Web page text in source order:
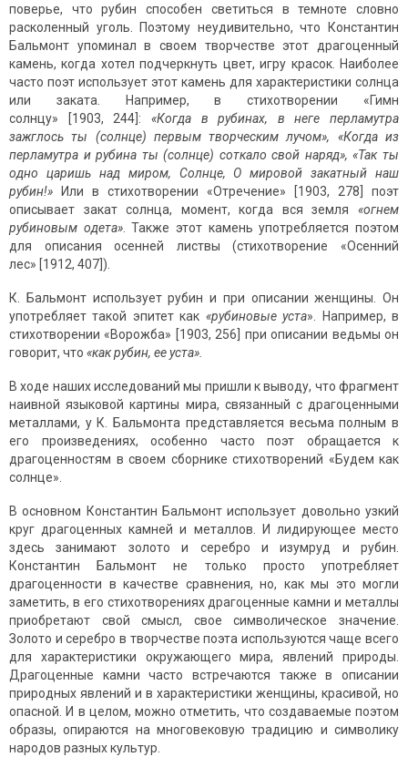
поверье, что рубин способен светиться в темноте словно
расколенный уголь. Поэтому неудивительно, что Константин
Бальмонт упоминал в своем творчестве этот драгоценный
камень, когда хотел подчеркнуть цвет, игру красок. Наиболее
часто поэт использует этот камень для характеристики солнца
или заката. Например, в стихотворении «Гимн
солнцу» [1903, 244]: «Когда в рубинах, в неге перламутра
зажглось ты (солнце) первым творческим лучом», «Когда из
перламутра и рубина ты (солнце) соткало свой наряд», «Так ты
одно царишь над миром, Солнце, О мировой закатный наш
рубин!» Или в стихотворении «Отречение» [1903, 278] поэт
описывает закат солнца, момент, когда вся земля «огнем
рубиновым одета». Также этот камень употребляется поэтом
для описания осенней листвы (стихотворение «Осенний
лес» [1912, 407]).
К. Бальмонт использует рубин и при описании женщины. Он
употребляет такой эпитет как «рубиновые уста». Например, в
стихотворении «Ворожба» [1903, 256] при описании ведьмы он
говорит, что «как рубин, ее уста».
В ходе наших исследований мы пришли к выводу, что фрагмент
наивной языковой картины мира, связанный с драгоценными
металлами, у К. Бальмонта представляется весьма полным в
его произведениях, особенно часто поэт обращается к
драгоценностям в своем сборнике стихотворений «Будем как
солнце».
В основном Константин Бальмонт использует довольно узкий
круг драгоценных камней и металлов. И лидирующее место
здесь занимают золото и серебро и изумруд и рубин.
Константин Бальмонт не только просто употребляет
драгоценности в качестве сравнения, но, как мы это могли
заметить, в его стихотворениях драгоценные камни и металлы
приобретают свой смысл, свое символическое значение.
Золото и серебро в творчестве поэта используются чаще всего
для характеристики окружающего мира, явлений природы.
Драгоценные камни часто встречаются также в описании
природных явлений и в характеристики женщины, красивой, но
опасной. И в целом, можно отметить, что создаваемые поэтом
образы, опираются на многовековую традицию и символику
народов разных культур.